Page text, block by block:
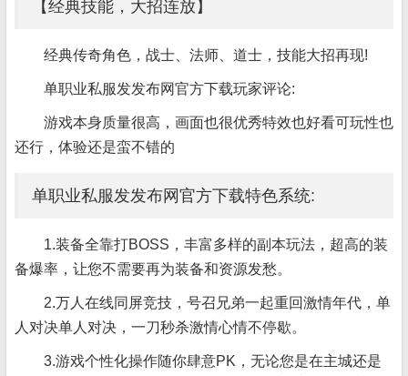
【经典技能，大招连放】
经典传奇角色，战士、法师、道士，技能大招再现!
单职业私服发发布网官方下载玩家评论:
游戏本身质量很高，画面也很优秀特效也好看可玩性也
还行，体验还是蛮不错的
单职业私服发发布网官方下载特色系统:
1.装备全靠打BOSS，丰富多样的副本玩法，超高的装
备爆率，让您不需要再为装备和资源发愁。
2.万人在线同屏竞技，号召兄弟一起重回激情年代，单
人对决单人对决，一刀秒杀激情心情不停歇。
3.游戏个性化操作随你肆意PK，无论您是在主城还是